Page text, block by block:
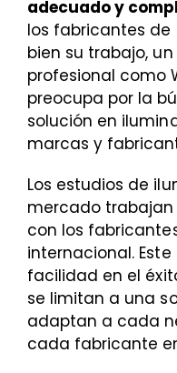
adecuado y
los fabricantes
bien su trabajo,
profesional como
preocupa por la
solución en
marcas y
Los estudios de
mercado
con los
internacional.
facilidad en el
se limitan a una
adaptan a cada
cada fabricante